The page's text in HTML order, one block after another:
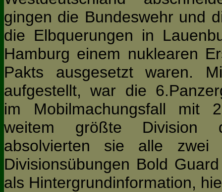
gingen die Bundeswehr und
die Elbquerungen in
Hamburg einem nuklearen
Pakts ausgesetzt waren.
aufgestellt, war die
im Mobilmachungsfall mit
weitem größte Division
absolvierten sie alle zwei
Divisionsübungen Bold
als Hintergrundinformation,